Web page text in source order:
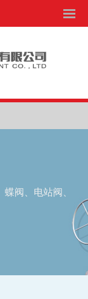
阀、电站阀、